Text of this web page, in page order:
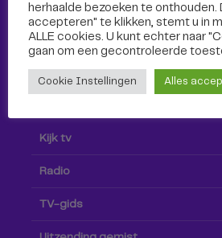
Kijk tv
Radio
TV-gids
herhaalde bezoeken te onthouden.
accepteren" te klikken, stemt u in
ALLE cookies. U kunt echter naar
gaan om een ​​gecontroleerde
Cookie Instellingen Alles